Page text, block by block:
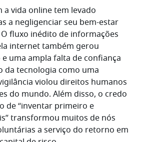
a vida online tem levado
a negligenciar seu bem-estar
fluxo inédito de informações
internet também gerou
uma ampla falta de confiança
da tecnologia como uma
violou direitos humanos
do mundo. Além disso, o credo
de “inventar primeiro e
transformou muitos de nós
a serviço do retorno em